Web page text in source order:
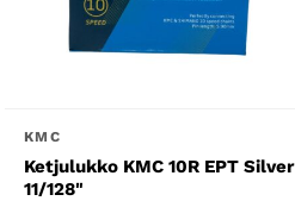
KMC
Ketjulukko KMC 10R EPT Silver
11/128"